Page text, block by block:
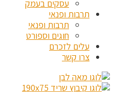
עסקים בעמק
תרבות ופנאי
תרבות ופנאי
חוגים וספורט
עלים לזכרם
צרו קשר